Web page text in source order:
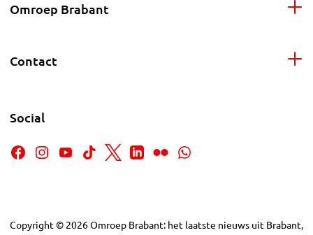
Omroep Brabant
Contact
Social
Copyright © 2026Omroep Brabant: het laatste nieuws uit Brabant,